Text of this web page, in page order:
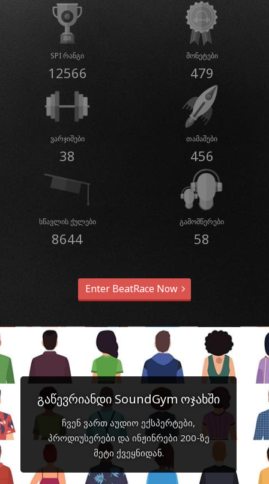
SPI რანგი
12566
მონეტები
479
ვარჯიშები
38
თამაშები
456
სწავლის ქულები
8644
გამომწერები
58
Enter BeatRace Now
გაწევრიანდი SoundGym ოჯახში
ჩვენ ვართ აუდიო ექსპერტები,
პროდიუსერები და ინჟინრები 200-ზე
მეტი ქვეყნიდან.